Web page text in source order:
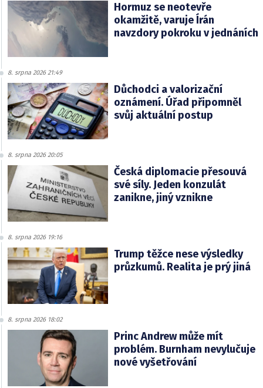
Hormuz se neotevře
okamžitě, varuje Írán
navzdory pokroku v jednáních
8. srpna 2026 21:49
Důchodci a valorizační
oznámení. Úřad připomněl
svůj aktuální postup
8. srpna 2026 20:05
Česká diplomacie přesouvá
své síly. Jeden konzulát
zanikne, jiný vznikne
8. srpna 2026 19:16
Trump těžce nese výsledky
průzkumů. Realita je prý jiná
8. srpna 2026 18:02
Princ Andrew může mít
problém. Burnham nevylučuje
nové vyšetřování